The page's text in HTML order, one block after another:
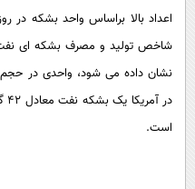
اعداد بالا براساس واحد بشکه در
شاخص تولید و مصرف بشکه ای
نشان داده می شود، واحدی در حجم
است.